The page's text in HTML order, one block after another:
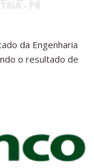
da Engenharia
o resultado de